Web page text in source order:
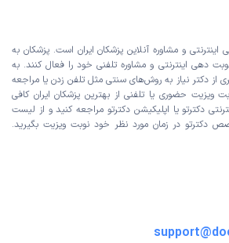
اینترنتی و مشاوره آنلاین پزشکان ایران است. پزشکان به
دهی اینترنتی و مشاوره تلفنی خود را فعال کنند. به
از دکتر نیاز به روش‌های سنتی مثل تلفن زدن یا مراجعه
ویزیت حضوری یا تلفنی از بهترین پزشکان ایران کافی
دکترتو یا اپلیکیشن دکترتو مراجعه کنید و از لیست
دکترتو در زمان مورد نظر خود نوبت ویزیت بگیرید.